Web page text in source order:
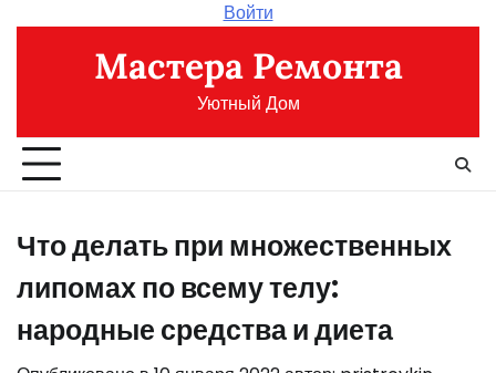
содержимому
Войти
Мастера Ремонта
Уютный Дом
Что делать при множественных
липомах по всему телу:
народные средства и диета